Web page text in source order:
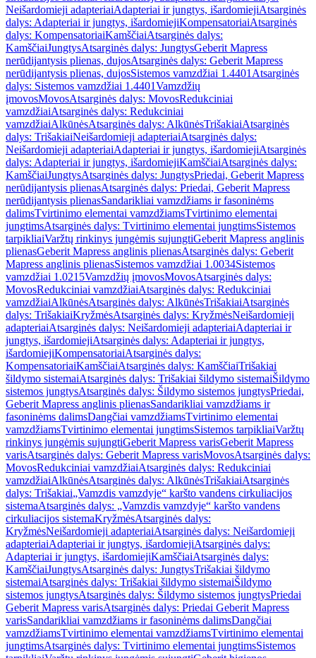
Neišardomieji adapteriaiAdapteriai ir jungtys, išardomiejiAtsarginės
dalys: Adapteriai ir jungtys, išardomiejiKompensatoriaiAtsarginės
dalys: KompensatoriaiKamščiaiAtsarginės dalys:
KamščiaiJungtysAtsarginės dalys: JungtysGeberit Mapress
nerūdijantysis plienas, dujosAtsarginės dalys: Geberit Mapress
nerūdijantysis plienas, dujosSistemos vamzdžiai 1.4401 Atsarginės
dalys: Sistemos vamzdžiai 1.4401Vamzdžių
įmovosMovosAtsarginės dalys: MovosRedukciniai
vamzdžiaiAtsarginės dalys: Redukciniai
vamzdžiaiAlkūnėsAtsarginės dalys: AlkūnėsTrišakiaiAtsarginės
dalys: TrišakiaiNeišardomieji adapteriaiAtsarginės dalys:
Neišardomieji adapteriaiAdapteriai ir jungtys, išardomiejiAtsarginės
dalys: Adapteriai ir jungtys, išardomiejiKamščiaiAtsarginės dalys:
KamščiaiJungtysAtsarginės dalys: JungtysPriedai, Geberit Mapress
nerūdijantysis plienasAtsarginės dalys: Priedai, Geberit Mapress
nerūdijantysis plienasSandarikliai vamzdžiams ir fasoninėms
dalimsTvirtinimo elementai vamzdžiamsTvirtinimo elementai
jungtimsAtsarginės dalys: Tvirtinimo elementai jungtimsSistemos
tarpikliaiVaržtų rinkinys jungėmis sujungtiGeberit Mapress anglinis
plienasGeberit Mapress anglinis plienasAtsarginės dalys: Geberit
Mapress anglinis plienasSistemos vamzdžiai 1.0034Sistemos
vamzdžiai 1.0215Vamzdžių įmovosMovosAtsarginės dalys:
MovosRedukciniai vamzdžiaiAtsarginės dalys: Redukciniai
vamzdžiaiAlkūnėsAtsarginės dalys: AlkūnėsTrišakiaiAtsarginės
dalys: TrišakiaiKryžmėsAtsarginės dalys: KryžmėsNeišardomieji
adapteriaiAtsarginės dalys: Neišardomieji adapteriaiAdapteriai ir
jungtys, išardomiejiAtsarginės dalys: Adapteriai ir jungtys,
išardomiejiKompensatoriaiAtsarginės dalys:
KompensatoriaiKamščiaiAtsarginės dalys: KamščiaiTrišakiai
šildymo sistemaiAtsarginės dalys: Trišakiai šildymo sistemaiŠildymo
sistemos jungtysAtsarginės dalys: Šildymo sistemos jungtysPriedai,
Geberit Mapress anglinis plienasSandarikliai vamzdžiams ir
fasoninėms dalimsDangčiai vamzdžiamsTvirtinimo elementai
vamzdžiamsTvirtinimo elementai jungtimsSistemos tarpikliaiVaržtų
rinkinys jungėmis sujungtiGeberit Mapress varisGeberit Mapress
varisAtsarginės dalys: Geberit Mapress varisMovosAtsarginės dalys:
MovosRedukciniai vamzdžiaiAtsarginės dalys: Redukciniai
vamzdžiaiAlkūnėsAtsarginės dalys: AlkūnėsTrišakiaiAtsarginės
dalys: Trišakiai„Vamzdis vamzdyje“ karšto vandens cirkuliacijos
sistemaAtsarginės dalys: „Vamzdis vamzdyje“ karšto vandens
cirkuliacijos sistemaKryžmėsAtsarginės dalys:
KryžmėsNeišardomieji adapteriaiAtsarginės dalys: Neišardomieji
adapteriaiAdapteriai ir jungtys, išardomiejiAtsarginės dalys:
Adapteriai ir jungtys, išardomiejiKamščiaiAtsarginės dalys:
KamščiaiJungtysAtsarginės dalys: JungtysTrišakiai šildymo
sistemaiAtsarginės dalys: Trišakiai šildymo sistemaiŠildymo
sistemos jungtysAtsarginės dalys: Šildymo sistemos jungtysPriedai
Geberit Mapress varisAtsarginės dalys: Priedai Geberit Mapress
varisSandarikliai vamzdžiams ir fasoninėms dalimsDangčiai
vamzdžiamsTvirtinimo elementai vamzdžiamsTvirtinimo elementai
jungtimsAtsarginės dalys: Tvirtinimo elementai jungtimsSistemos